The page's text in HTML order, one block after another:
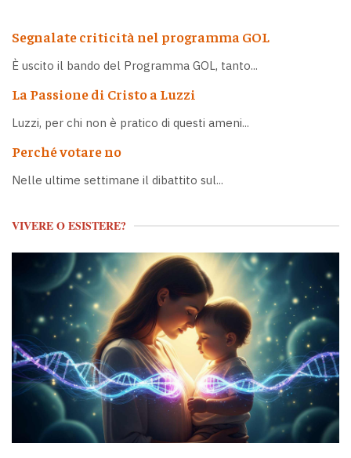
Segnalate criticità nel programma GOL
È uscito il bando del Programma GOL, tanto...
La Passione di Cristo a Luzzi
Luzzi, per chi non è pratico di questi ameni...
Perché votare no
Nelle ultime settimane il dibattito sul...
VIVERE O ESISTERE?